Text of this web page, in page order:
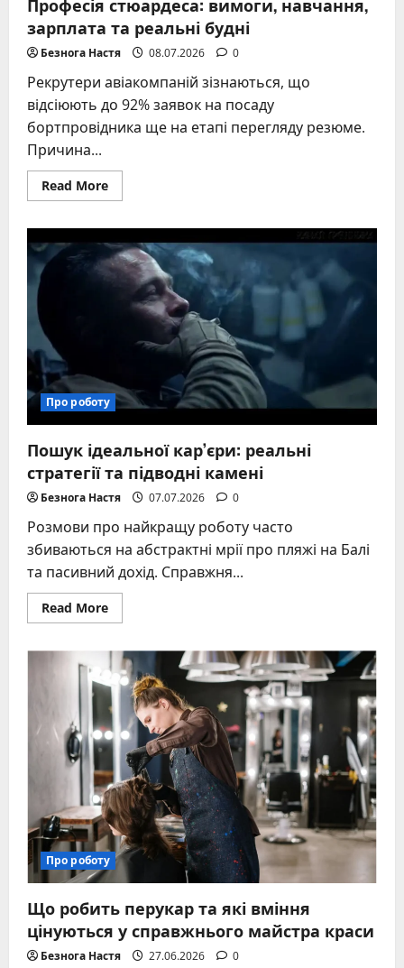
зарплата та реальні будні
Безнога Настя 08.07.2026 0
Рекрутери авіакомпаній зізнаються, що
відсіюють до 92% заявок на посаду
бортпровідника ще на етапі перегляду резюме.
Причина...
Read MoreRead
more
вимоги,
навчання,
зарплата
та
реальні
будні
Про роботу
Пошук ідеальної кар’єри: реальні
стратегії та підводні камені
Безнога Настя 07.07.2026 0
Розмови про найкращу роботу часто
збиваються на абстрактні мрії про пляжі на Балі
та пасивний дохід. Справжня...
Read MoreRead
more
ідеальної
кар’єри:
реальні
стратегії
та
підводні
камені
Про роботу
Що робить перукар та які вміння
цінуються у справжнього майстра краси
Безнога Настя 27.06.2026 0